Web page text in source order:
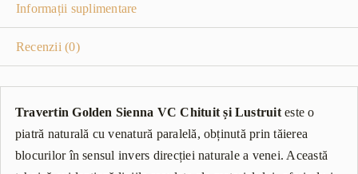
Informații suplimentare
Recenzii (0)
Travertin Golden Sienna VC Chituit și Lustruiteste o
piatră naturală cu venatură paralelă, obținută prin tăierea
blocurilor în sensul invers direcției naturale a venei. Această